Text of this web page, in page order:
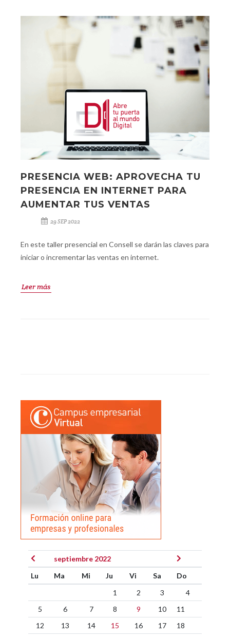
PRESENCIA WEB: APROVECHA TU
PRESENCIA EN INTERNET PARA
AUMENTAR TUS VENTAS
29 SEP 2022
En este taller presencial en Consell se darán las claves para
iniciar o incrementar las ventas en internet.
Leer más
septiembre 2022
Lu
Ma Mi Ju Vi Sa
Do
1
2 3
4
5
6 7 8 9 10
11
12
13 14 15 16 17
18